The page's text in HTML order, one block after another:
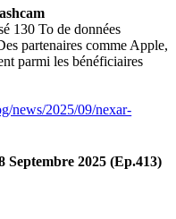
130 To de données
partenaires comme Apple,
parmi les bénéficiaires
news/2025/09/nexar-
2025 (Ep.413)